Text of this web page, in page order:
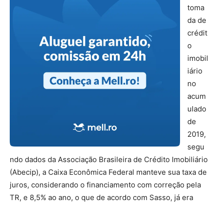
toma
da de
crédit
o
imobil
iário
no
acum
ulado
de
2019,
segu
ndo dados da Associação Brasileira de Crédito Imobiliário
(Abecip), a Caixa Econômica Federal manteve sua taxa de
juros, considerando o financiamento com correção pela
TR, e 8,5% ao ano, o que de acordo com Sasso, já era